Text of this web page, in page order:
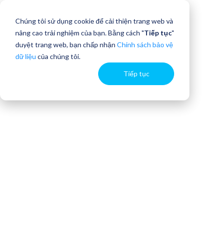
Chúng tôi sử dụng cookie để cải thiện trang web và
nâng cao trải nghiệm của bạn. Bằng cách "Tiếp tục"
duyệt trang web, bạn chấp nhận Chính sách bảo vệ
dữ liệu của chúng tôi.
Tiếp tục